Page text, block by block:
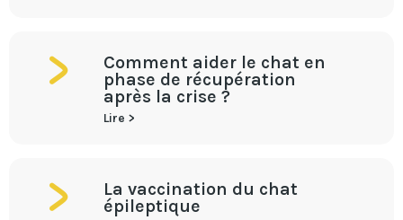
Comment aider le chat en
phase de récupération
après la crise ?
Lire >
La vaccination du chat
épileptique